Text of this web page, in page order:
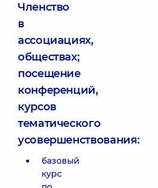
Членство
в
ассоциациях,
обществах;
посещение
конференций,
курсов
тематического
усовершенствования:
базовый
курс